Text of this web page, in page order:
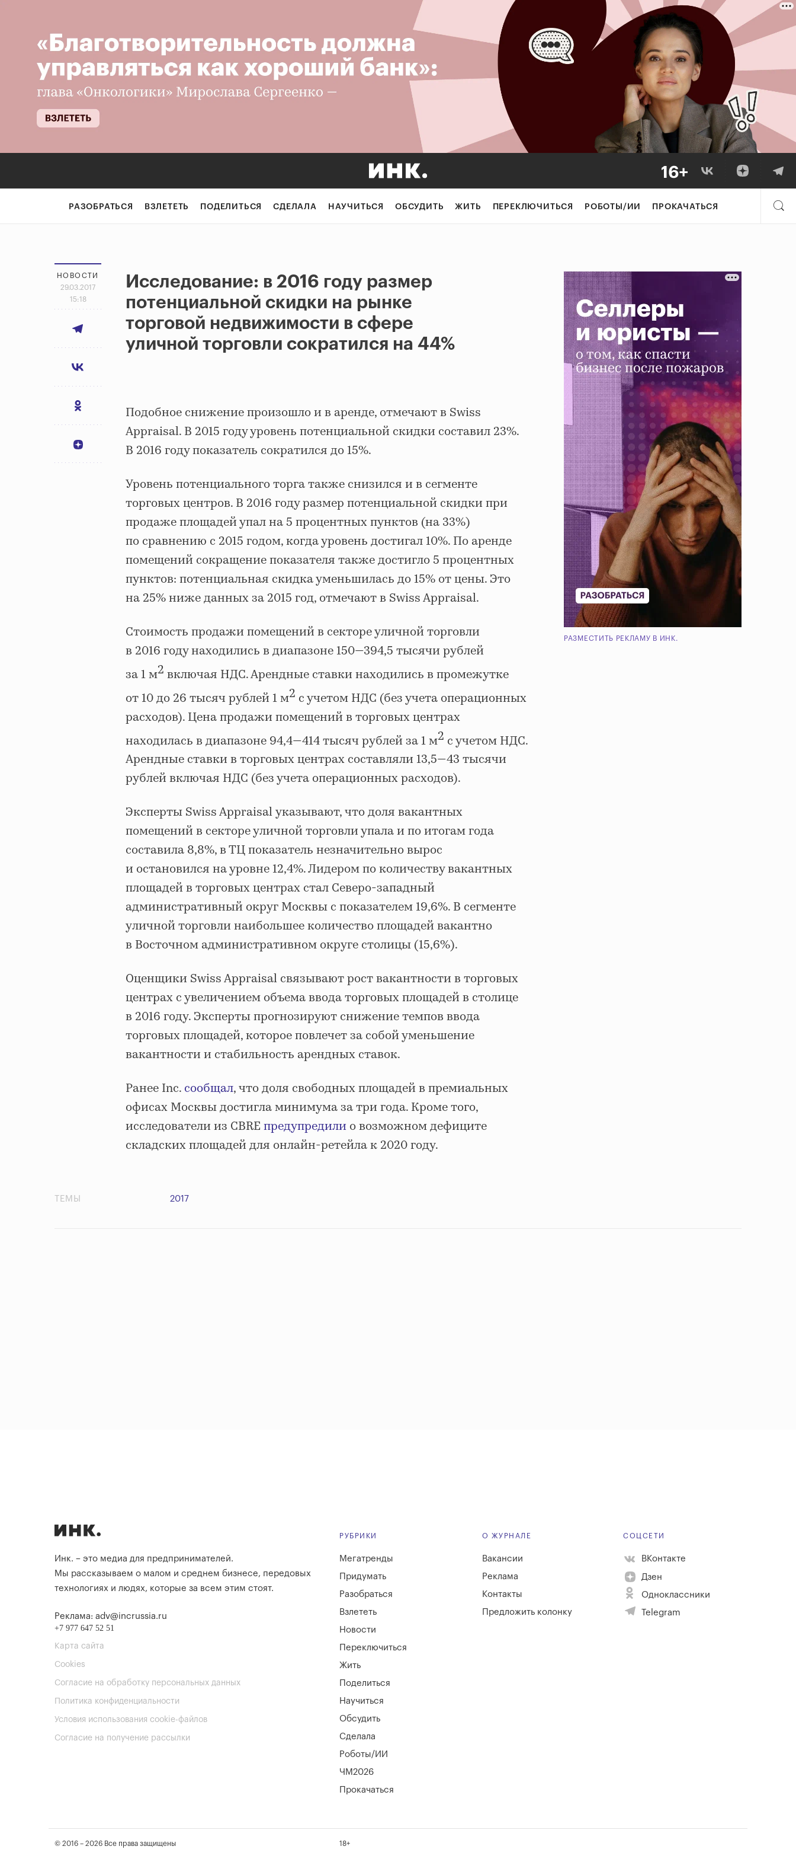
РАЗОБРАТЬСЯ ВЗЛЕТЕТЬ ПОДЕЛИТЬСЯ СДЕЛАЛА НАУЧИТЬСЯ ОБСУДИТЬ ЖИТЬ ПЕРЕКЛЮЧИТЬСЯ РОБОТЫ/ИИ ПРОКАЧАТЬСЯ
НОВОСТИ
29.03.2017
15:18
Исследование: в 2016 году размер
потенциальной скидки на рынке
торговой недвижимости в сфере
уличной торговли сократился на 44%
Подобное снижение произошло и в аренде, отмечают в Swiss
Appraisal. В 2015 году уровень потенциальной скидки составил 23%.
В 2016 году показатель сократился до 15%.
Уровень потенциального торга также снизился и в сегменте
торговых центров. В 2016 году размер потенциальной скидки при
продаже площадей упал на 5 процентных пунктов (на 33%)
по сравнению с 2015 годом, когда уровень достигал 10%. По аренде
помещений сокращение показателя также достигло 5 процентных
пунктов: потенциальная скидка уменьшилась до 15% от цены. Это
на 25% ниже данных за 2015 год, отмечают в Swiss Appraisal.
Стоимость продажи помещений в секторе уличной торговли
в 2016 году находились в диапазоне 150—394,5 тысячи рублей
за 1 м2 включая НДС. Арендные ставки находились в промежутке
от 10 до 26 тысяч рублей 1 м2 с учетом НДС (без учета операционных
расходов). Цена продажи помещений в торговых центрах
находилась в диапазоне 94,4—414 тысяч рублей за 1 м2 с учетом НДС.
Арендные ставки в торговых центрах составляли 13,5—43 тысячи
рублей включая НДС (без учета операционных расходов).
Эксперты Swiss Appraisal указывают, что доля вакантных
помещений в секторе уличной торговли упала и по итогам года
составила 8,8%, в ТЦ показатель незначительно вырос
и остановился на уровне 12,4%. Лидером по количеству вакантных
площадей в торговых центрах стал Северо-западный
административный округ Москвы с показателем 19,6%. В сегменте
уличной торговли наибольшее количество площадей вакантно
в Восточном административном округе столицы (15,6%).
Оценщики Swiss Appraisal связывают рост вакантности в торговых
центрах с увеличением объема ввода торговых площадей в столице
в 2016 году. Эксперты прогнозируют снижение темпов ввода
торговых площадей, которое повлечет за собой уменьшение
вакантности и стабильность арендных ставок.
Ранее Inc. сообщал, что доля свободных площадей в премиальных
офисах Москвы достигла минимума за три года. Кроме того,
исследователи из CBRE предупредили о возможном дефиците
складских площадей для онлайн-ретейла к 2020 году.
РАЗМЕСТИТЬ РЕКЛАМУ В ИНК.
ТЕМЫ 2017
Инк. – это медиа для предпринимателей.
Мы рассказываем о малом и среднем бизнесе, передовых
технологиях и людях, которые за всем этим стоят.
Реклама: adv@incrussia.ru
+7 977 647 52 51
Карта сайта
Cookies
Согласие на обработку персональных данных
Политика конфиденциальности
Условия использования cookie-файлов
Согласие на получение рассылки
РУБРИКИ
Мегатренды
Придумать
Разобраться
Взлететь
Новости
Переключиться
Жить
Поделиться
Научиться
Обсудить
Сделала
Роботы/ИИ
ЧМ2026
Прокачаться
О ЖУРНАЛЕ
Вакансии
Реклама
Контакты
Предложить колонку
СОЦСЕТИ
ВКонтакте
Дзен
Одноклассники
Telegram
© 2016 – 2026 Все права защищены 18+